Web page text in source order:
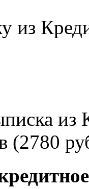
из
из
(2780